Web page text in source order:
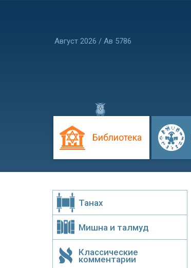
Август 2026 / Ав 5786
Библиотека
Танах
Мишна и талмуд
Классические
комментарии